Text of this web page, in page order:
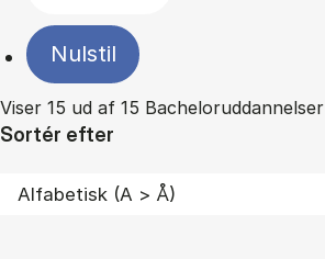
Nulstil
Viser 15 ud af 15 Bacheloruddannelser
Sortér efter